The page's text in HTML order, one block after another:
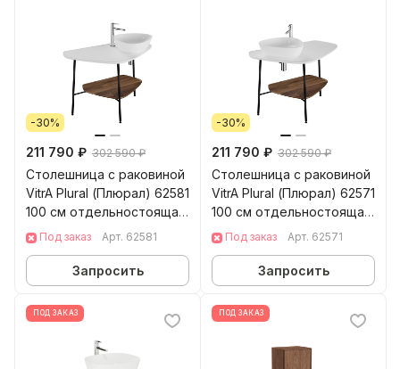
-30%
211 790 ₽ 302 590 ₽
Столешница с раковиной
VitrA Plural (Плюрал) 62581
100 см отдельностоящая
матовая белая керамика
Под заказ Арт. 62581
Запросить
-30%
211 790 ₽ 302 590 ₽
Столешница с раковиной
VitrA Plural (Плюрал) 62571
100 см отдельностоящая
матовая белая керамика
Под заказ Арт. 62571
Запросить
ПОД ЗАКАЗ ПОД ЗАКАЗ